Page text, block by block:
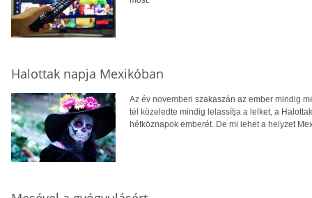
Halottak napja Mexikóban
Az év novemberi szakaszán az ember mindig
tél közeledte mindig lelassítja a lelket, a
hétköznapok emberét. De mi lehet a helyzet